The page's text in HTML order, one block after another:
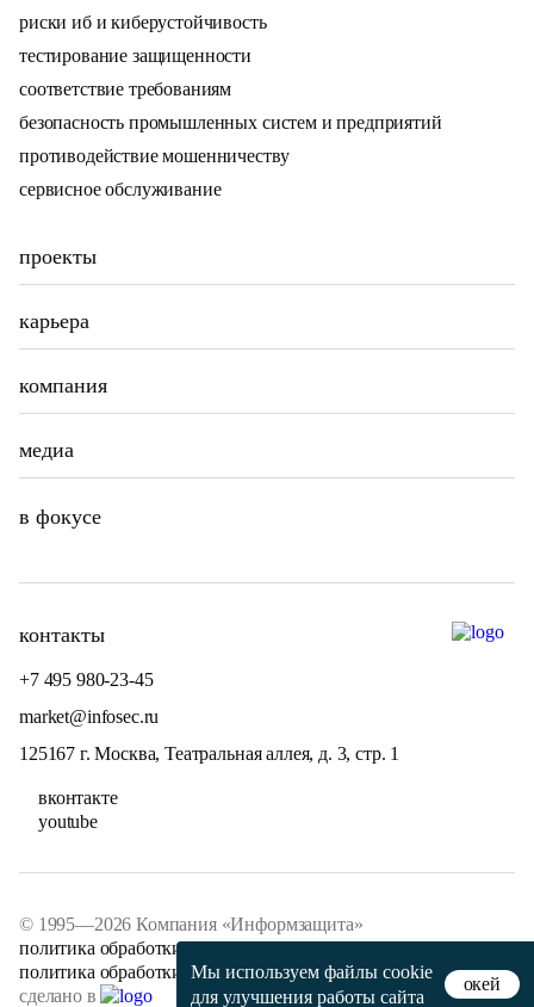
контакты
+7 495 980-23-45
market@infosec.ru
125167 г. Москва, Театральная аллея, д. 3, стр. 1
вконтакте
youtube
риски иб и киберустойчивость
тестирование защищенности
соответствие требованиям
безопасность промышленных систем и предприятий
противодействие мошенничеству
сервисное обслуживание
проекты
карьера
компания
в фокусе
медиа
© 1995—2026 Компания «Информзащита»
политика обработки персональных данных
политика обработки файлов cookie
сделано в
Мы используем файлы cookie
для улучшения работы сайта
окей